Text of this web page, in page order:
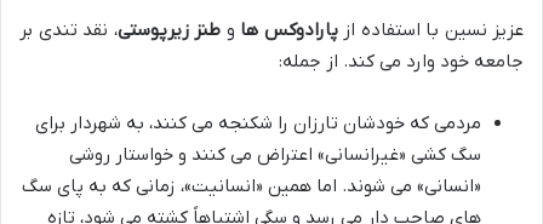
عزیز نسین با استفاده ازپارادوکس ها و طنز زیرپوستی، نقد تندی بر
جامعه خود وارد می کند. از جمله:
مردمی که خودشان تارزان را شکنجه می کنند، به شهردار برای
سگ کشی «غیرانسانی» اعتراض می کنند و خواستار روشی
«انسانی» می شوند. اما همین «انسانیت»، زمانی که به پای سگ
های صاحب دار می رسد و سگی اشتباهاً کشته می شود، تازه